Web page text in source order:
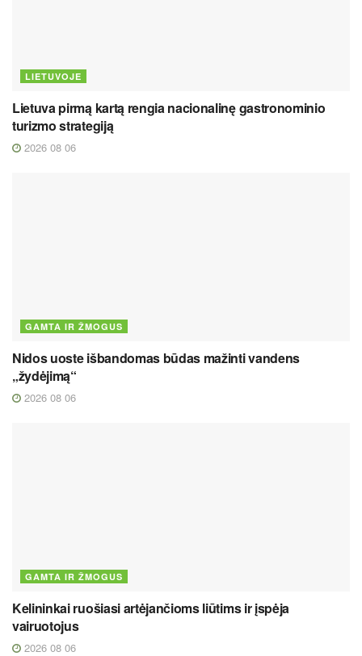
LIETUVOJE
Lietuva pirmą kartą rengia nacionalinę gastronominio
turizmo strategiją
2026 08 06
GAMTA IR ŽMOGUS
Nidos uoste išbandomas būdas mažinti vandens
„žydėjimą“
2026 08 06
GAMTA IR ŽMOGUS
Kelininkai ruošiasi artėjančioms liūtims ir įspėja
vairuotojus
2026 08 06